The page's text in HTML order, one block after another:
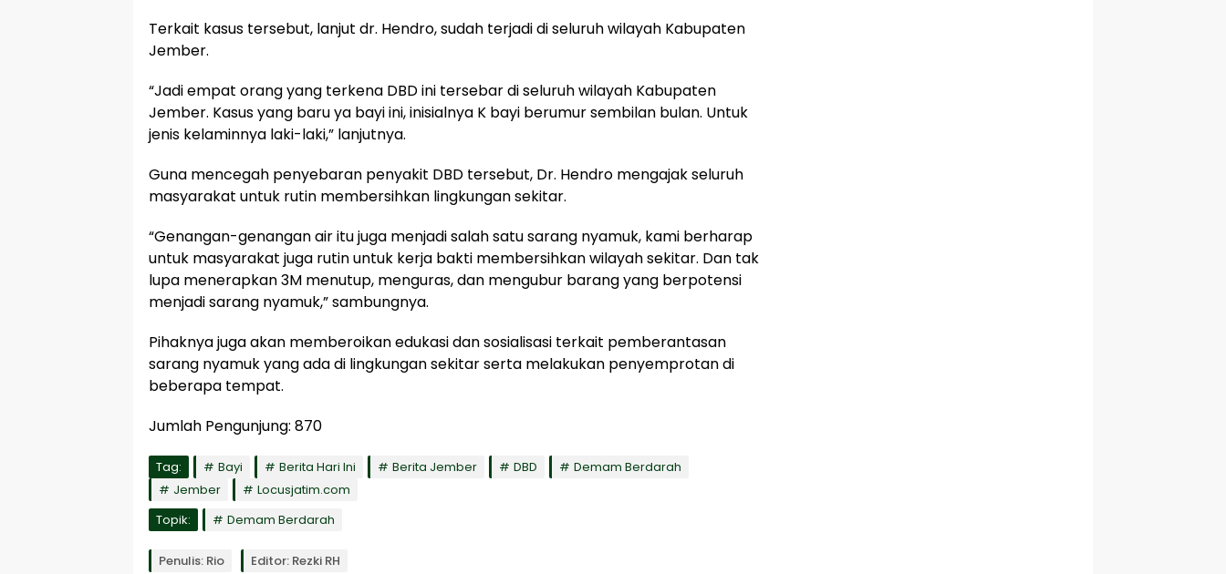
Terkait kasus tersebut, lanjut dr. Hendro, sudah terjadi di seluruh wilayah Kabupaten
Jember.
“Jadi empat orang yang terkena DBD ini tersebar di seluruh wilayah Kabupaten
Jember. Kasus yang baru ya bayi ini, inisialnya K bayi berumur sembilan bulan. Untuk
jenis kelaminnya laki-laki,” lanjutnya.
Guna mencegah penyebaran penyakit DBD tersebut, Dr. Hendro mengajak seluruh
masyarakat untuk rutin membersihkan lingkungan sekitar.
“Genangan-genangan air itu juga menjadi salah satu sarang nyamuk, kami berharap
untuk masyarakat juga rutin untuk kerja bakti membersihkan wilayah sekitar. Dan tak
lupa menerapkan 3M menutup, menguras, dan mengubur barang yang berpotensi
menjadi sarang nyamuk,” sambungnya.
Pihaknya juga akan memberoikan edukasi dan sosialisasi terkait pemberantasan
sarang nyamuk yang ada di lingkungan sekitar serta melakukan penyemprotan di
beberapa tempat.
Jumlah Pengunjung: 870
Tag: Bayi Berita Hari Ini Berita Jember DBD
Demam Berdarah
Jember
Locusjatim.com
Topik:
Demam Berdarah
Penulis: Rio Editor: Rezki RH